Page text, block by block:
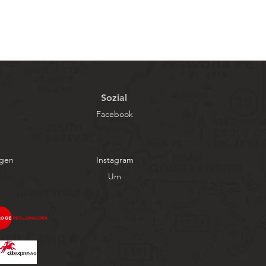
Sozial
Facebook
Instagram
Um